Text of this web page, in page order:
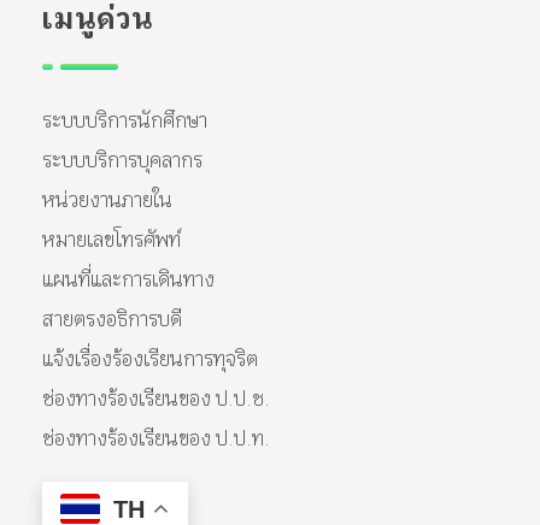
เมนูด่วน
ระบบบริการนักศึกษา
ระบบบริการบุคลากร
หน่วยงานภายใน
หมายเลขโทรศัพท์
แผนที่และการเดินทาง
สายตรงอธิการบดี
แจ้งเรื่องร้องเรียนการทุจริต
ช่องทางร้องเรียนของ ป.ป.ช.
ช่องทางร้องเรียนของ ป.ป.ท.
TH